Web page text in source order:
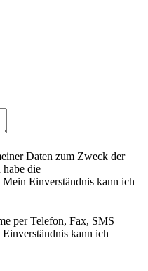
Daten zum Zweck der
die
Mein Einverständnis kann ich
per Telefon, Fax, SMS
kann ich